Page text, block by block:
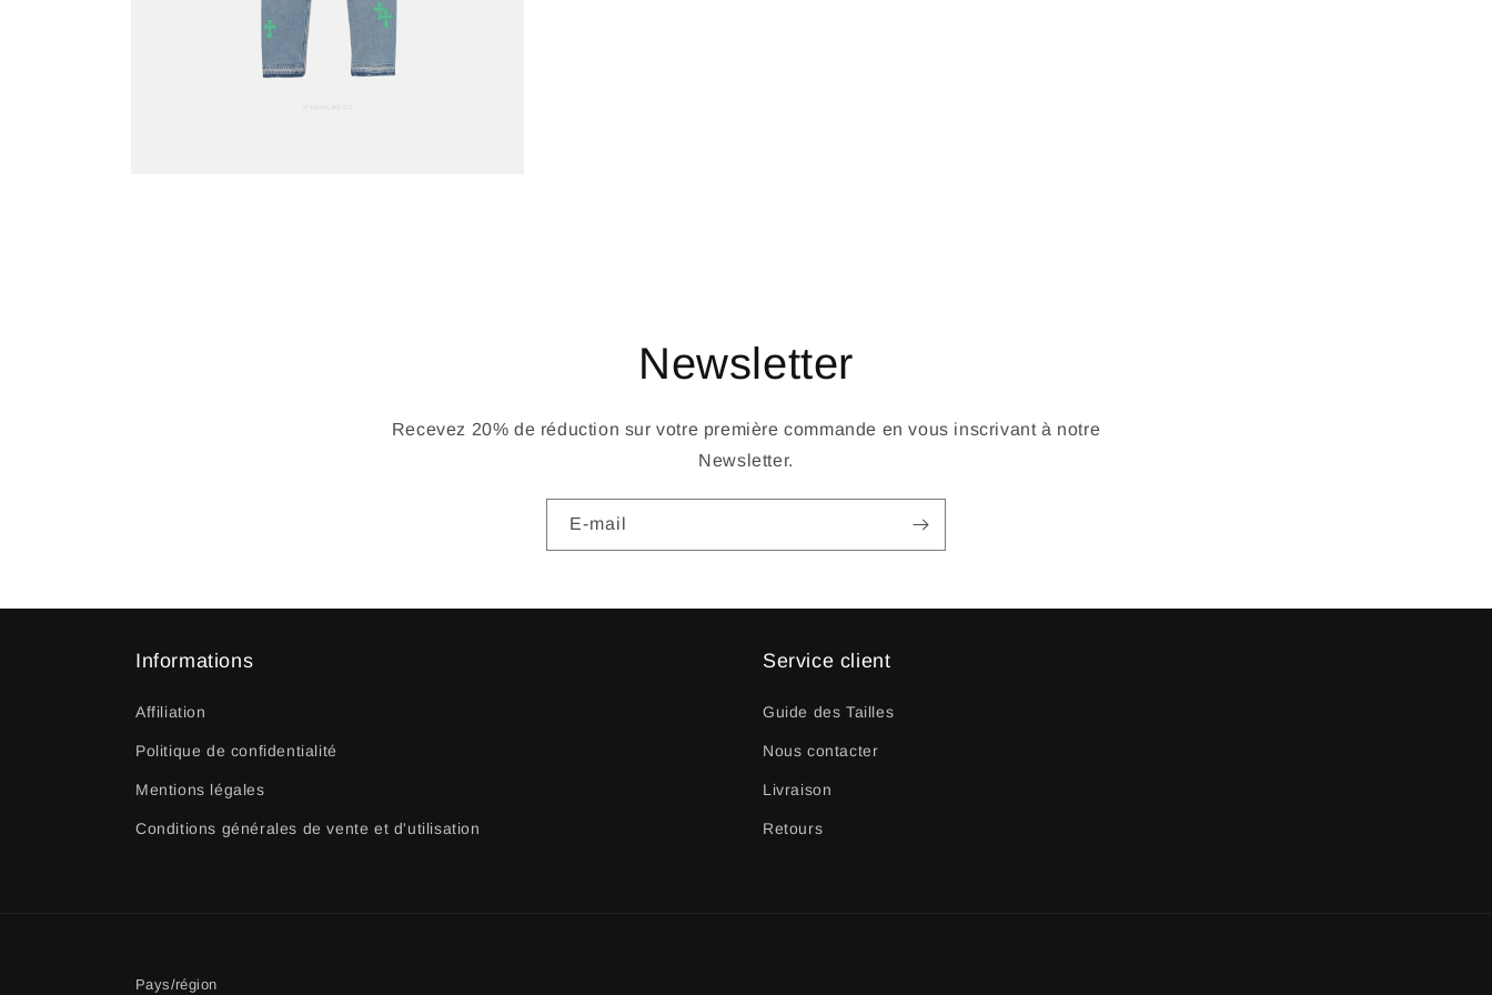
Newsletter
Recevez 20% de réduction sur votre première commande en vous inscrivant à notre
Newsletter.
E-mail
Informations
Affiliation
Politique de confidentialité
Mentions légales
Conditions générales de vente et d'utilisation
Service client
Guide des Tailles
Nous contacter
Livraison
Retours
Pays/région